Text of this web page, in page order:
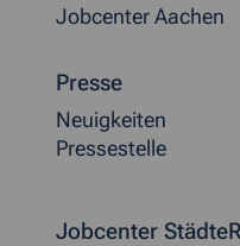
Jobcenter Aachen
Presse
Neuigkeiten
Pressestelle
Jobcenter